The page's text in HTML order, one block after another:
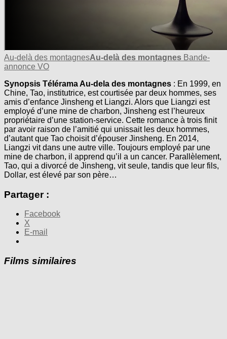
Au-delà des montagnesAu-delà des montagnes Bande-
annonce VO
Synopsis Télérama Au-dela des montagnes : En 1999, en
Chine, Tao, institutrice, est courtisée par deux hommes, ses
amis d’enfance Jinsheng et Liangzi. Alors que Liangzi est
employé d’une mine de charbon, Jinsheng est l’heureux
propriétaire d’une station-service. Cette romance à trois finit
par avoir raison de l’amitié qui unissait les deux hommes,
d’autant que Tao choisit d’épouser Jinsheng. En 2014,
Liangzi vit dans une autre ville. Toujours employé par une
mine de charbon, il apprend qu’il a un cancer. Parallèlement,
Tao, qui a divorcé de Jinsheng, vit seule, tandis que leur fils,
Dollar, est élevé par son père…
Partager :
Facebook
X
E-mail
Films similaires